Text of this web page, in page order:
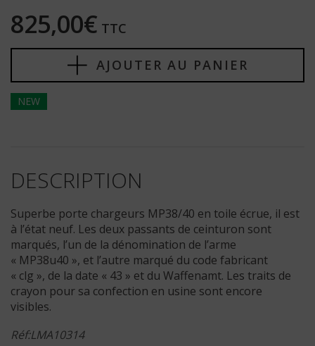
825,00€ TTC
AJOUTER AU PANIER
NEW
DESCRIPTION
Superbe porte chargeurs MP38/40 en toile écrue, il est
à l’état neuf. Les deux passants de ceinturon sont
marqués, l’un de la dénomination de l’arme
« MP38u40 », et l’autre marqué du code fabricant
« clg », de la date « 43 » et du Waffenamt. Les traits de
crayon pour sa confection en usine sont encore
visibles.
Réf:LMA10314